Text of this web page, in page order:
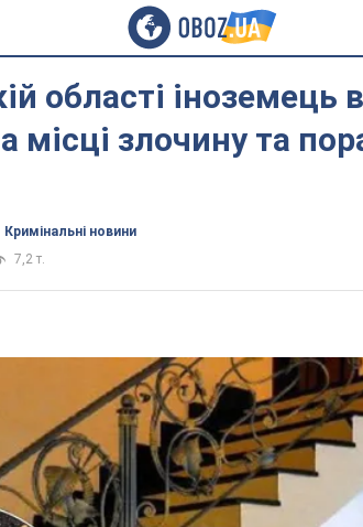
області іноземець
місці злочину та
Кримінальні новини
7,2 т.